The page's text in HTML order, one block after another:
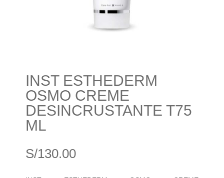
INST ESTHEDERM
OSMO CREME
DESINCRUSTANTE T75
ML
S/130.00